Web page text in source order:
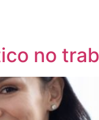
no